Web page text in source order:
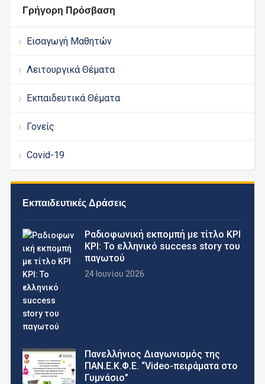
Γρήγορη Πρόσβαση
Εισαγωγή Μαθητών
Λειτουργικά Θέματα
Εκπαιδευτικά Θέματα
Γονείς
Covid-19
Εκπαιδευτικές Δράσεις
Pαδιοφωνική εκπομπή με τίτλο ΚΡΙ
ΚΡΙ: Το ελληνικό success story του
παγωτού
24 Ιουνίου 2026
Πανελλήνιος Διαγωνισμός της
ΠΑΝ.Ε.Κ.Φ.Ε. “Video-πειράματα στο
Γυμνάσιο”